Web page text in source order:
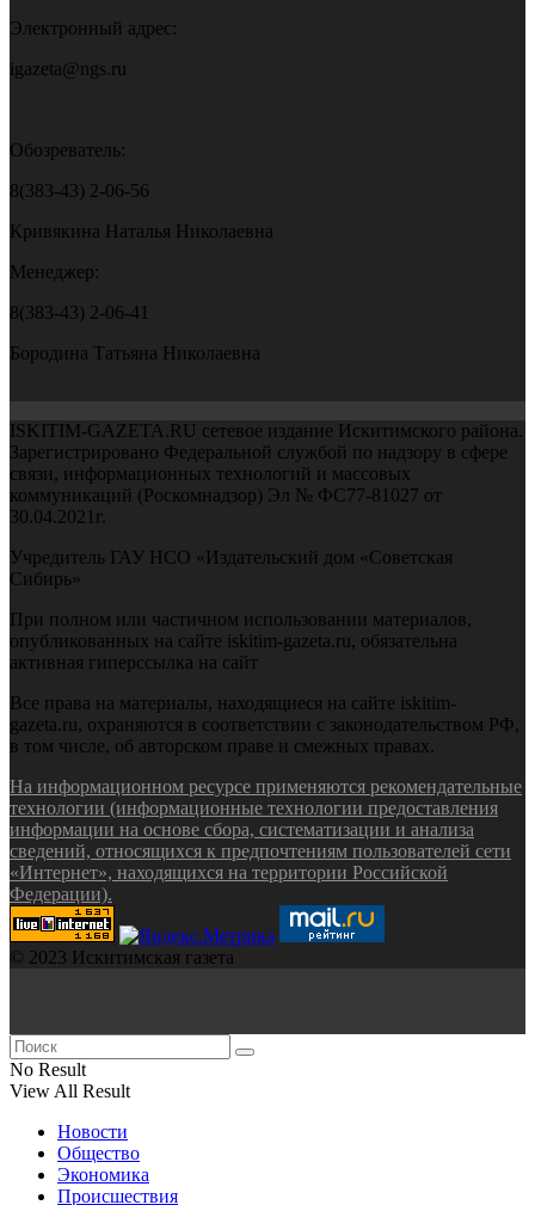
Электронный адрес:
igazeta@ngs.ru
Обозреватель:
8(383-43) 2-06-56
Кривякина Наталья Николаевна
Менеджер:
8(383-43) 2-06-41
Бородина Татьяна Николаевна
ISKITIM-GAZETA.RU сетевое издание Искитимского района.
Зарегистрировано Федеральной службой по надзору в сфере
связи, информационных технологий и массовых
коммуникаций (Роскомнадзор) Эл № ФС77-81027 от
30.04.2021г.
Учредитель ГАУ НСО «Издательский дом «Советская
Сибирь»
При полном или частичном использовании материалов,
опубликованных на сайте iskitim-gazeta.ru, обязательна
активная гиперссылка на сайт
Все права на материалы, находящиеся на сайте iskitim-
gazeta.ru, охраняются в соответствии с законодательством РФ,
в том числе, об авторском праве и смежных правах.
На информационном ресурсе применяются рекомендательные
технологии (информационные технологии предоставления
информации на основе сбора, систематизации и анализа
сведений, относящихся к предпочтениям пользователей сети
«Интернет», находящихся на территории Российской
Федерации).
© 2023 Искитимская газета
No Result
View All Result
Новости
Общество
Экономика
Происшествия